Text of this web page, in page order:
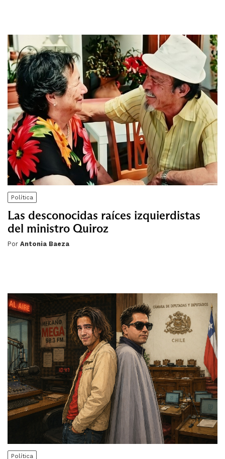
Política
Las desconocidas raíces izquierdistas
del ministro Quiroz
Por Antonia Baeza
Política